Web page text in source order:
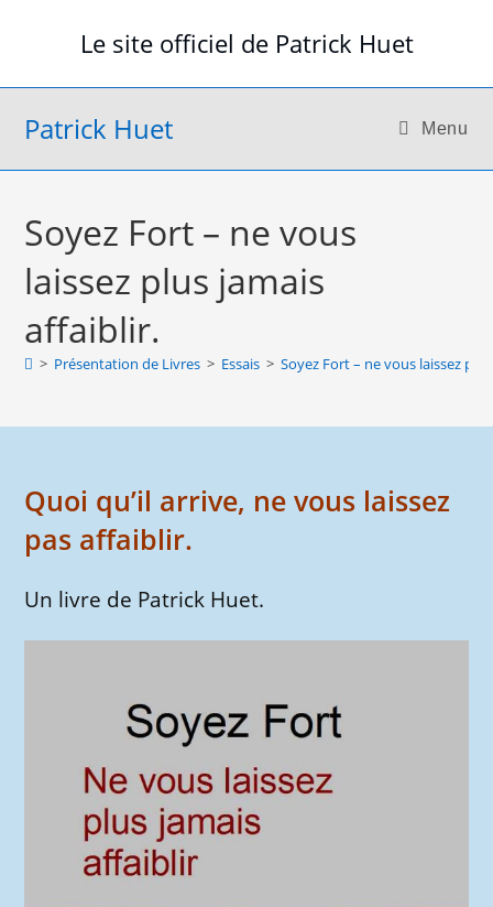
Le site officiel de Patrick Huet
Patrick Huet Menu
Soyez Fort – ne vous
laissez plus jamais
affaiblir.
> Présentation de Livres > Essais > Soyez Fort – ne vous laissez
Quoi qu’il arrive, ne vous laissez
pas affaiblir.
Un livre de Patrick Huet.